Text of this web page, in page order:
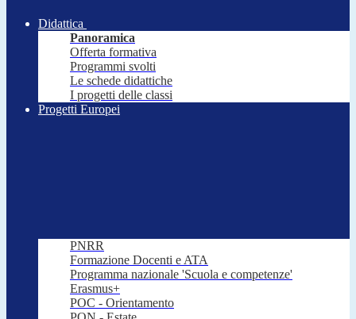
Didattica
Panoramica
Offerta formativa
Programmi svolti
Le schede didattiche
I progetti delle classi
Progetti Europei
PNRR
Formazione Docenti e ATA
Programma nazionale 'Scuola e competenze'
Erasmus+
POC - Orientamento